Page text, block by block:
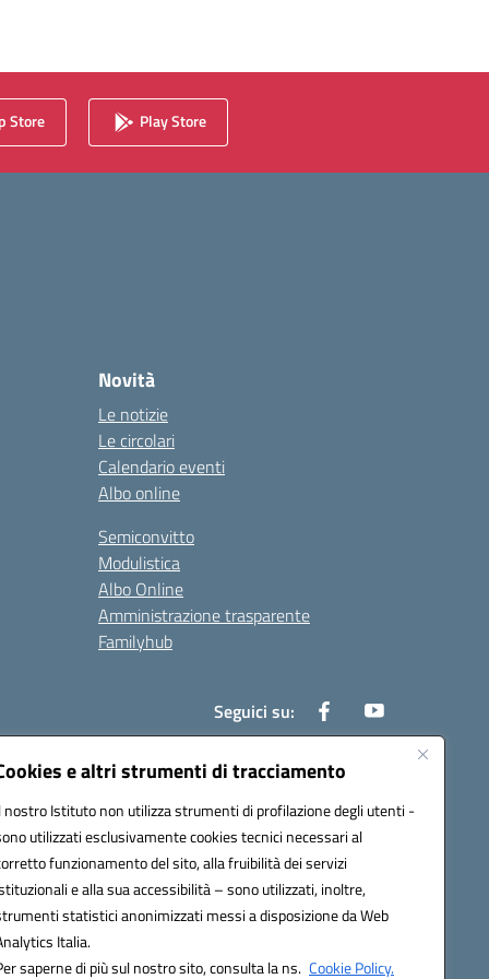
e altri strumenti di tracciamento
nostro Istituto non utilizza strumenti di profilazione degli utenti -
utilizzati esclusivamente cookies tecnici necessari al
funzionamento del sito, alla fruibilità dei servizi
e alla sua accessibilità – sono utilizzati, inoltre,
statistici anonimizzati messi a disposizione da Web
Italia.
saperne di più sul nostro sito, consulta la ns. Cookie Policy.
Store Play Store
Novità
Le notizie
Le circolari
Calendario eventi
Albo online
Semiconvitto
Modulistica
Albo Online
Amministrazione trasparente
Familyhub
Seguici su: